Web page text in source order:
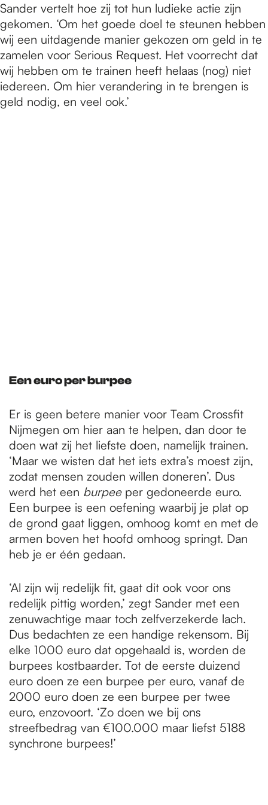
Sander vertelt hoe zij tot hun ludieke actie zijn
gekomen. ‘Om het goede doel te steunen hebben
wij een uitdagende manier gekozen om geld in te
zamelen voor Serious Request. Het voorrecht dat
wij hebben om te trainen heeft helaas (nog) niet
iedereen. Om hier verandering in te brengen is
geld nodig, en veel ook.’
Een euro per burpee
Er is geen betere manier voor Team Crossfit
Nijmegen om hier aan te helpen, dan door te
doen wat zij het liefste doen, namelijk trainen.
‘Maar we wisten dat het iets extra’s moest zijn,
zodat mensen zouden willen doneren’. Dus
werd het een burpeeper gedoneerde euro.
Een burpee is een oefening waarbij je plat op
de grond gaat liggen, omhoog komt en met de
armen boven het hoofd omhoog springt. Dan
heb je er één gedaan.
‘Al zijn wij redelijk fit, gaat dit ook voor ons
redelijk pittig worden,’ zegt Sander met een
zenuwachtige maar toch zelfverzekerde lach.
Dus bedachten ze een handige rekensom. Bij
elke 1000 euro dat opgehaald is, worden de
burpees kostbaarder. Tot de eerste duizend
euro doen ze een burpee per euro, vanaf de
2000 euro doen ze een burpee per twee
euro, enzovoort. ‘Zo doen we bij ons
streefbedrag van €100.000 maar liefst 5188
synchrone burpees!’